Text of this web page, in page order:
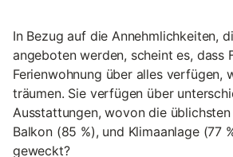
In Bezug auf die Annehmlichkeiten,
angeboten werden, scheint es, dass
Ferienwohnung über alles verfügen,
träumen. Sie verfügen über
Ausstattungen, wovon die
Balkon (85 %), und Klimaanlage (77
geweckt?